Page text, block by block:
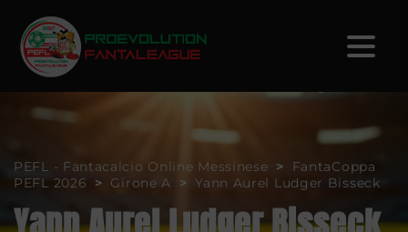
PEFL - Fantacalcio Online Messinese >
FantaCoppa
PEFL 2026
> Girone A > Yann Aurel Ludger Bisseck